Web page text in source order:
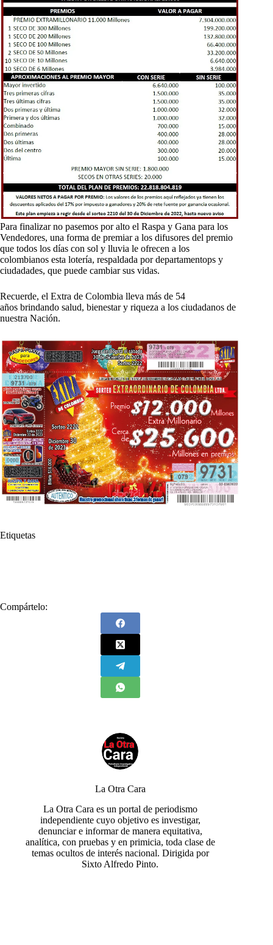
Para finalizar no pasemos por alto el Raspa y Gana para los
Vendedores, una forma de premiar a los difusores del premio
que todos los días con sol y lluvia le ofrecen a los
colombianos esta lotería, respaldada por departamentops y
ciudadades, que puede cambiar sus vidas.
Recuerde, el Extra de Colombia lleva más de 54
años brindando salud, bienestar y riqueza a los ciudadanos de
nuestra Nación.
Etiquetas
Compártelo:
La Otra Cara
La Otra Cara es un portal de periodismo
independiente cuyo objetivo es investigar,
denunciar e informar de manera equitativa,
analítica, con pruebas y en primicia, toda clase de
temas ocultos de interés nacional. Dirigida por
Sixto Alfredo Pinto.